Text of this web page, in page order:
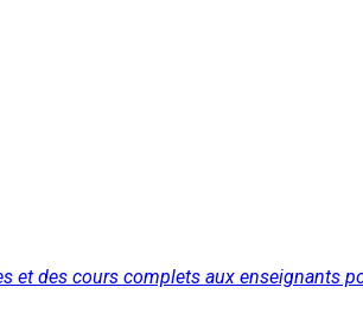
et des cours complets aux enseignants